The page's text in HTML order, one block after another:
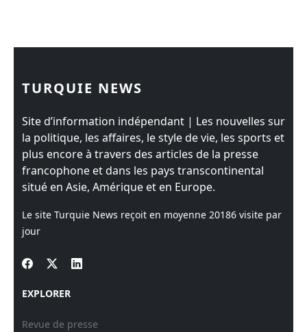
TURQUIE NEWS
Site d’information indépendant | Les nouvelles sur
la politique, les affaires, le style de vie, les sports et
plus encore à travers des articles de la presse
francophone et dans les pays transcontinental
situé en Asie, Amérique et en Europe.
Le site Turquie News reçoit en moyenne 20186 visite par
jour
EXPLORER
Revue de presse